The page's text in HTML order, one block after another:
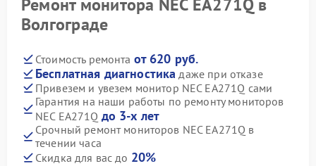
Ремонт монитора NEC EA271Q в
Волгограде
Стоимость ремонта от 620 руб.
Бесплатная диагностика даже при отказе
Привезем и увезем монитор NEC EA271Q сами
Гарантия на наши работы по ремонту мониторов
NEC EA271Q до 3-х лет
Срочный ремонт мониторов NEC EA271Q в
течении часа
Скидка для вас до 20%